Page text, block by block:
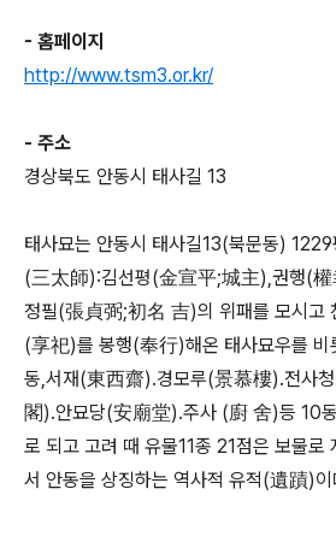
- 홈페이지
http://www.tsm3.or.kr/
- 주소
경상북도 안동시 태사길 13
태사묘는 안동시 태사길13(북문동)
(三太師):김선평(金宣平;城主),권행(
정필(張貞弼;初名 吉)의 위패를 모시고
(享祀)를 봉행(奉行)해온 태사묘우를 비
동,서재(東西齋).경모루(景慕樓).전사
閣).안묘당(安廟堂).주사 (廚 舍)등 10
로 되고 고려 때 유물11종 21점은 보물로
서 안동을 상징하는 역사적 유적(遺蹟)이